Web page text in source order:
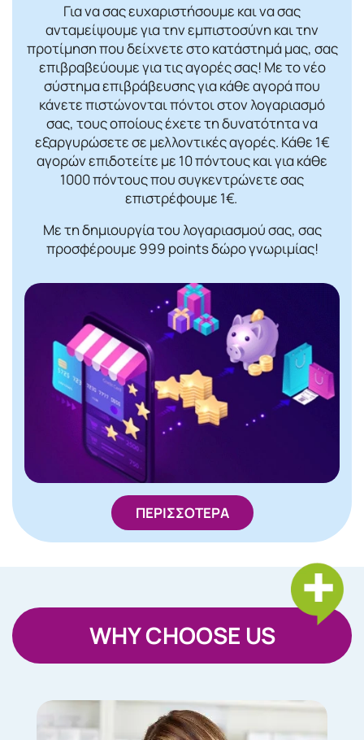
Για να σας ευχαριστήσουμε και να σας
ανταμείψουμε για την εμπιστοσύνη και την
προτίμηση που δείχνετε στο κατάστημά μας, σας
επιβραβεύουμε για τις αγορές σας! Mε το νέο
σύστημα επιβράβευσης για κάθε αγορά που
κάνετε πιστώνονται πόντοι στον λογαριασμό
σας, τους οποίους έχετε τη δυνατότητα να
εξαργυρώσετε σε μελλοντικές αγορές. Κάθε 1€
αγορών επιδοτείτε με 10 πόντους και για κάθε
1000 πόντους που συγκεντρώνετε σας
επιστρέφουμε 1€.
Με τη δημιουργία του λογαριασμού σας, σας
προσφέρουμε 999 points δώρο γνωριμίας!
ΠΕΡΙΣΣΟΤΕΡΑ
WHY CHOOSE US